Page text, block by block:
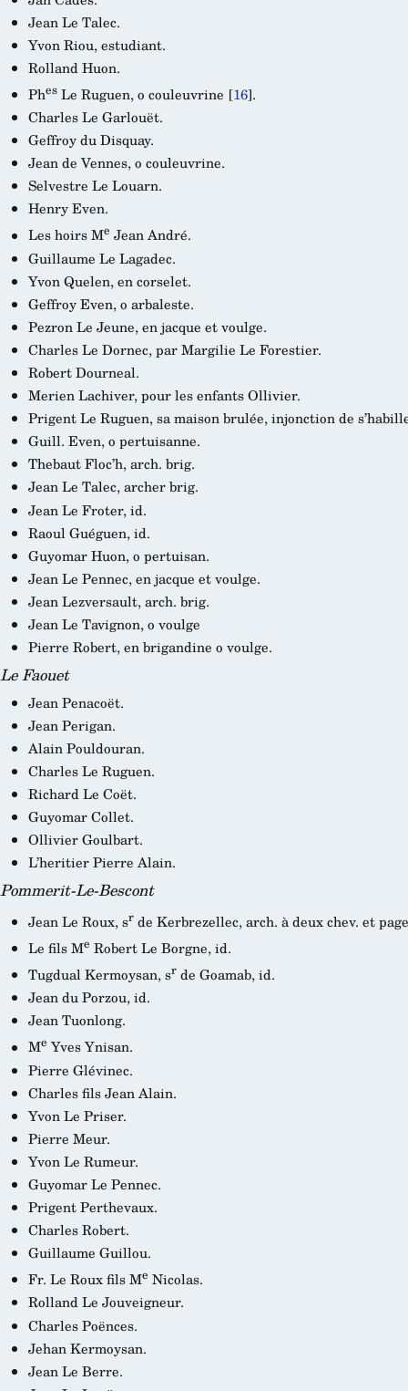
Jean Le Talec.
Yvon Riou, estudiant.
Rolland Huon.
PhesLe Ruguen, o couleuvrine [16].
Charles Le Garlouët.
Geffroy du Disquay.
Jean de Vennes, o couleuvrine.
Selvestre Le Louarn.
Henry Even.
Les hoirs Me Jean André.
Guillaume Le Lagadec.
Yvon Quelen, en corselet.
Geffroy Even, o arbaleste.
Pezron Le Jeune, en jacque et voulge.
Charles Le Dornec, par Margilie Le Forestier.
Robert Dourneal.
Merien Lachiver, pour les enfants Ollivier.
Prigent Le Ruguen, sa maison brulée, injonction de
Guill. Even, o pertuisanne.
Thebaut Floc’h, arch. brig.
Jean Le Talec, archer brig.
Jean Le Froter, id.
Raoul Guéguen, id.
Guyomar Huon, o pertuisan.
Jean Le Pennec, en jacque et voulge.
Jean Lezversault, arch. brig.
Jean Le Tavignon, o voulge
Pierre Robert, en brigandine o voulge.
Le Faouet
Jean Penacoët.
Jean Perigan.
Alain Pouldouran.
Charles Le Ruguen.
Richard Le Coët.
Guyomar Collet.
Ollivier Goulbart.
L’heritier Pierre Alain.
Pommerit-Le-Bescont
Jean Le Roux, srde Kerbrezellec, arch. à deux chev. et
Le fils Me Robert Le Borgne, id.
Tugdual Kermoysan, srde Goamab, id.
Jean du Porzou, id.
Jean Tuonlong.
Me Yves Ynisan.
Pierre Glévinec.
Charles fils Jean Alain.
Yvon Le Priser.
Pierre Meur.
Yvon Le Rumeur.
Guyomar Le Pennec.
Prigent Perthevaux.
Charles Robert.
Guillaume Guillou.
Fr. Le Roux fils Me Nicolas.
Rolland Le Jouveigneur.
Charles Poënces.
Jehan Kermoysan.
Jean Le Berre.